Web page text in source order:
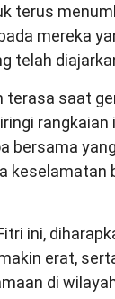
terus
mereka
telah
terasa saat
rangkaian
bersama
keselamatan
ini,
erat,
di